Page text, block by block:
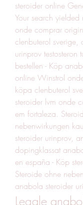
steroider online
Your search
onde comprar
clenbuterol sverige,
urinprov testosteron
bestellen - Köp
online Winstrol
köpa clenbuterol
steroider lvm onde
em fortaleza.
nebenwirkungen
steroider urinprov,
dopingklassat
en españa - Köp
Steroide ohne
Legale